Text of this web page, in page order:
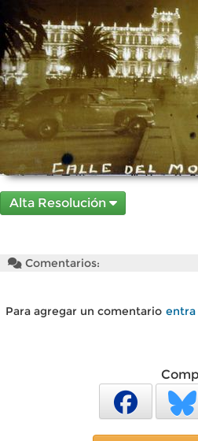
Alta Resolución
Comentarios:
Para agregar un comentario entra